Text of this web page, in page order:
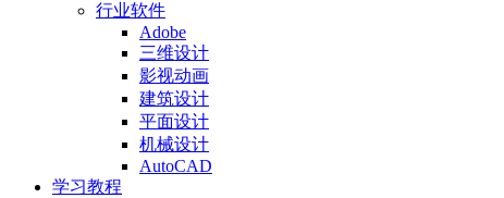
行业软件
Adobe
三维设计
影视动画
建筑设计
平面设计
机械设计
AutoCAD
学习教程